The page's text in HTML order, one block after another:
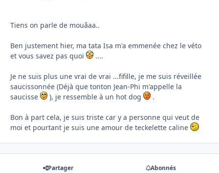
Tiens on parle de mouâaa..
Ben justement hier, ma tata Isa m'a emmenée chez le véto
et vous savez pas quoi
....
Je ne suis plus une vrai de vrai ...fifille, je me suis réveillée
saucissonnée (Déjà que tonton Jean-Phi m'appelle la
saucisse
), je ressemble à un hot dog .
Bon à part cela, je suis triste car y a personne qui veut de
moi et pourtant je suis une amour de teckelette caline
Partager Abonnés